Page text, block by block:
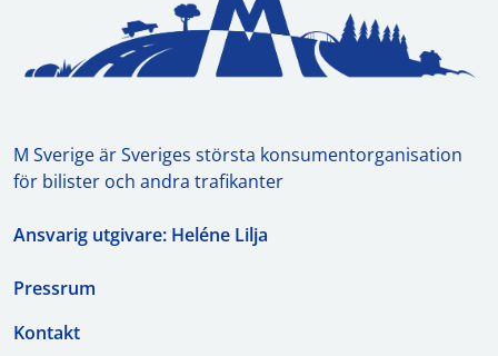
M Sverige är Sveriges största konsumentorganisation
för bilister och andra trafikanter
Ansvarig utgivare: Heléne Lilja
Pressrum
Kontakt